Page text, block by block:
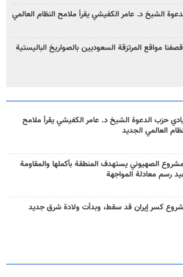
الشيخ د. عامر الكفيشي يقرأ ملامح النظام العالمي
مواقع المرتزقة السعوديين بالصواريخ الباليستية
حزب الدعوة الشيخ د. عامر الكفيشي يقرأ ملامح
العالمي الجديد
الصهيوني يستهدف المنطقة بأكملها والمقاومة
رسم معادلة المواجهة
كسر إيران قد سقط، وبدأت ولادة شرق جديد